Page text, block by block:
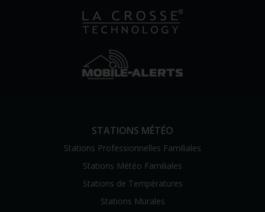
STATIONS MÉTÉO
Stations Professionnelles Familiales
Stations Météo Familiales
Stations de Températures
Stations Murales